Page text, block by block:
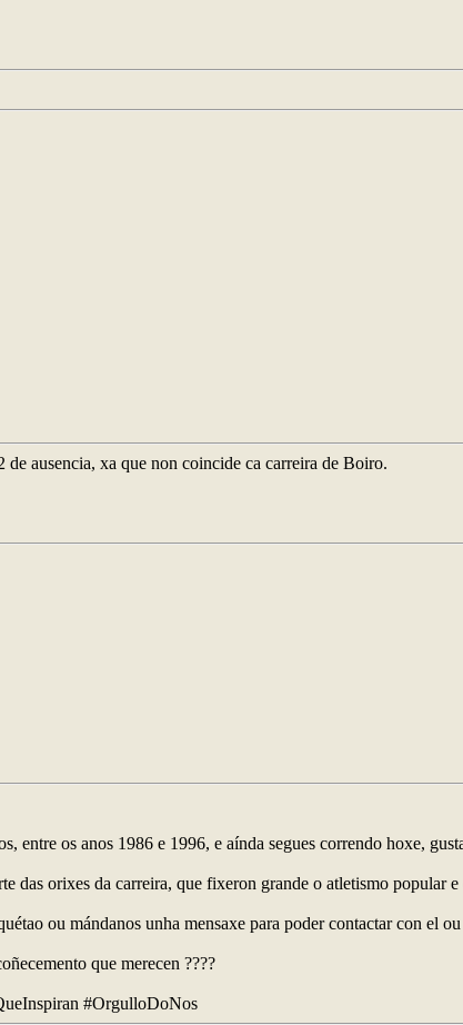
de ausencia, xa que non coincide ca carreira de Boiro.
entre os anos 1986 e 1996, e aínda segues correndo hoxe,
das orixes da carreira, que fixeron grande o atletismo popular
ou mándanos unha mensaxe para poder contactar con el
que merecen ????
#OrgulloDoNos